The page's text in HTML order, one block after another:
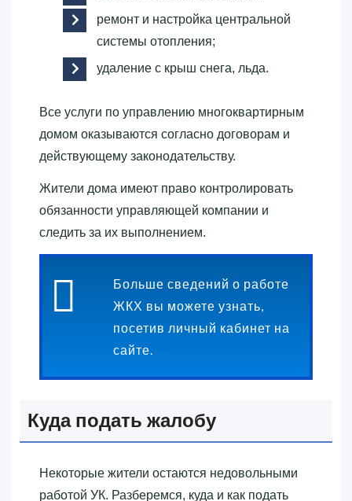
ремонт и настройка центральной
системы отопления;
удаление с крыш снега, льда.
Все услуги по управлению многоквартирным
домом оказываются согласно договорам и
действующему законодательству.
Жители дома имеют право контролировать
обязанности управляющей компании и
следить за их выполнением.
Больше сведений о работе
ЖКХ вы можете узнать,
посетив личный кабинет на
сайте.
Куда подать жалобу
Некоторые жители остаются недовольными
работой УК. Разберемся, куда и как подать